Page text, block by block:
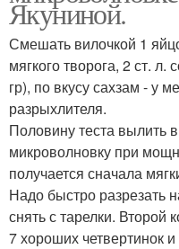
Якуниной.
Смешать вилочкой 1
мягкого творога, 2 ст.
гр), по вкусу сахзам - у
разрыхлителя.
Половину теста вылить
микроволновку при
получается сначала
Надо быстро разрезать
снять с тарелки. Второй
7 хороших четвертинок